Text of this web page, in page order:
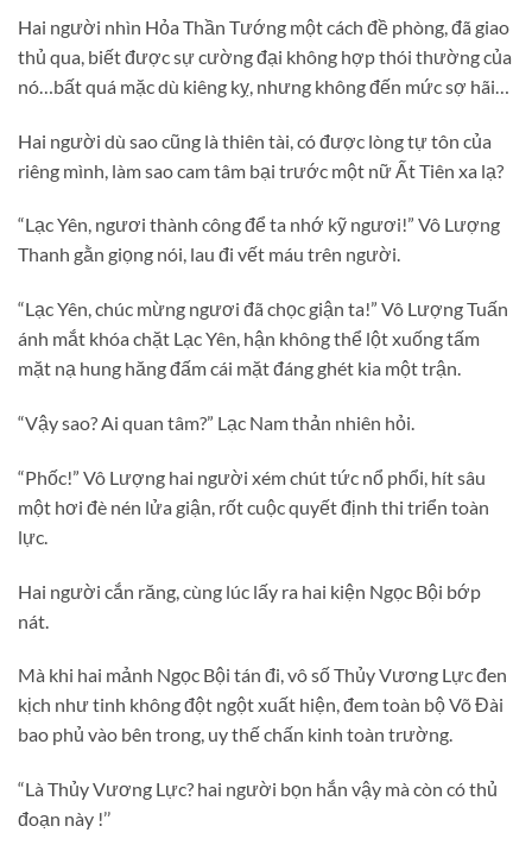
Hai người nhìn Hỏa Thần Tướng một cách đề phòng, đã giao
thủ qua, biết được sự cường đại không hợp thói thường của
nó…bất quá mặc dù kiêng kỵ, nhưng không đến mức sợ hãi…
Hai người dù sao cũng là thiên tài, có được lòng tự tôn của
riêng mình, làm sao cam tâm bại trước một nữ Ất Tiên xa lạ?
“Lạc Yên, ngươi thành công để ta nhớ kỹ ngươi!” Vô Lượng
Thanh gằn giọng nói, lau đi vết máu trên người.
“Lạc Yên, chúc mừng ngươi đã chọc giận ta!” Vô Lượng Tuấn
ánh mắt khóa chặt Lạc Yên, hận không thể lột xuống tấm
mặt nạ hung hăng đấm cái mặt đáng ghét kia một trận.
“Vậy sao? Ai quan tâm?” Lạc Nam thản nhiên hỏi.
“Phốc!” Vô Lượng hai người xém chút tức nổ phổi, hít sâu
một hơi đè nén lửa giận, rốt cuộc quyết định thi triển toàn
lực.
Hai người cắn răng, cùng lúc lấy ra hai kiện Ngọc Bội bớp
nát.
Mà khi hai mảnh Ngọc Bội tán đi, vô số Thủy Vương Lực đen
kịch như tinh không đột ngột xuất hiện, đem toàn bộ Võ Đài
bao phủ vào bên trong, uy thế chấn kinh toàn trường.
“Là Thủy Vương Lực? hai người bọn hắn vậy mà còn có thủ
đoạn này !’’